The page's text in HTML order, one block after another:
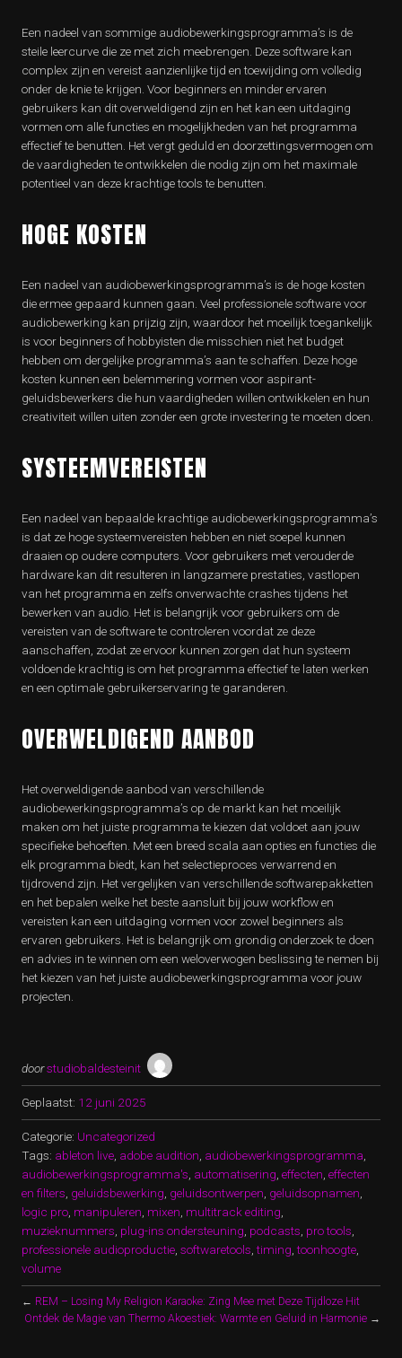
Een nadeel van sommige audiobewerkingsprogramma’s is de
steile leercurve die ze met zich meebrengen. Deze software kan
complex zijn en vereist aanzienlijke tijd en toewijding om volledig
onder de knie te krijgen. Voor beginners en minder ervaren
gebruikers kan dit overweldigend zijn en het kan een uitdaging
vormen om alle functies en mogelijkheden van het programma
effectief te benutten. Het vergt geduld en doorzettingsvermogen om
de vaardigheden te ontwikkelen die nodig zijn om het maximale
potentieel van deze krachtige tools te benutten.
HOGE KOSTEN
Een nadeel van audiobewerkingsprogramma’s is de hoge kosten
die ermee gepaard kunnen gaan. Veel professionele software voor
audiobewerking kan prijzig zijn, waardoor het moeilijk toegankelijk
is voor beginners of hobbyisten die misschien niet het budget
hebben om dergelijke programma’s aan te schaffen. Deze hoge
kosten kunnen een belemmering vormen voor aspirant-
geluidsbewerkers die hun vaardigheden willen ontwikkelen en hun
creativiteit willen uiten zonder een grote investering te moeten doen.
SYSTEEMVEREISTEN
Een nadeel van bepaalde krachtige audiobewerkingsprogramma’s
is dat ze hoge systeemvereisten hebben en niet soepel kunnen
draaien op oudere computers. Voor gebruikers met verouderde
hardware kan dit resulteren in langzamere prestaties, vastlopen
van het programma en zelfs onverwachte crashes tijdens het
bewerken van audio. Het is belangrijk voor gebruikers om de
vereisten van de software te controleren voordat ze deze
aanschaffen, zodat ze ervoor kunnen zorgen dat hun systeem
voldoende krachtig is om het programma effectief te laten werken
en een optimale gebruikerservaring te garanderen.
OVERWELDIGEND AANBOD
Het overweldigende aanbod van verschillende
audiobewerkingsprogramma’s op de markt kan het moeilijk
maken om het juiste programma te kiezen dat voldoet aan jouw
specifieke behoeften. Met een breed scala aan opties en functies die
elk programma biedt, kan het selectieproces verwarrend en
tijdrovend zijn. Het vergelijken van verschillende softwarepakketten
en het bepalen welke het beste aansluit bij jouw workflow en
vereisten kan een uitdaging vormen voor zowel beginners als
ervaren gebruikers. Het is belangrijk om grondig onderzoek te doen
en advies in te winnen om een weloverwogen beslissing te nemen bij
het kiezen van het juiste audiobewerkingsprogramma voor jouw
projecten.
doorstudiobaldesteinit
Geplaatst: 12 juni 2025
Categorie: Uncategorized
Tags: ableton live adobe audition audiobewerkingsprogramma
audiobewerkingsprogramma's automatisering effecten effecten
en filters geluidsbewerking geluidsontwerpen geluidsopnamen
logic pro manipuleren mixen multitrack editing
muzieknummers plug-ins ondersteuning podcasts pro tools
professionele audioproductie softwaretools ,timing ,toonhoogte
volume
← REM – Losing My Religion Karaoke: Zing Mee met Deze Tijdloze Hit
Ontdek de Magie van Thermo Akoestiek: Warmte en Geluid in Harmonie →